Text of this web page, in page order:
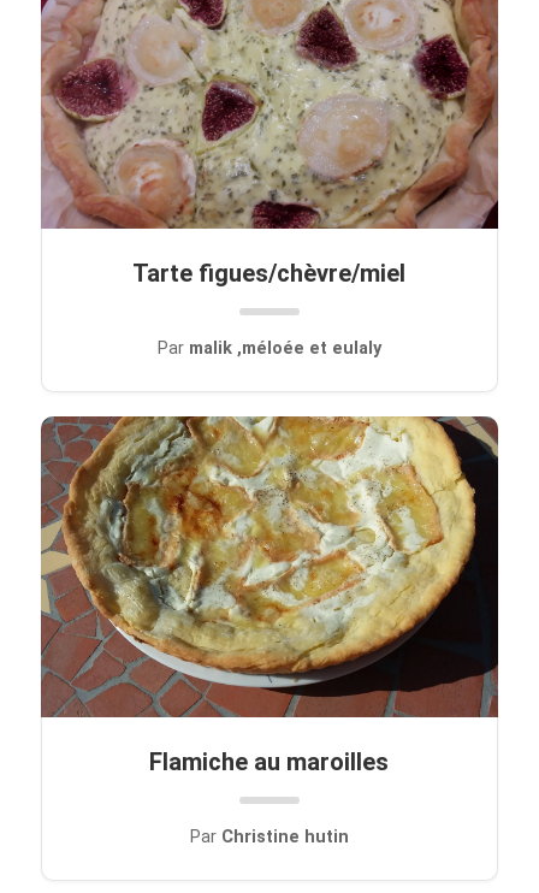
Tarte figues/chèvre/miel
Par malik ,méloée et eulaly
Flamiche au maroilles
Par Christine hutin